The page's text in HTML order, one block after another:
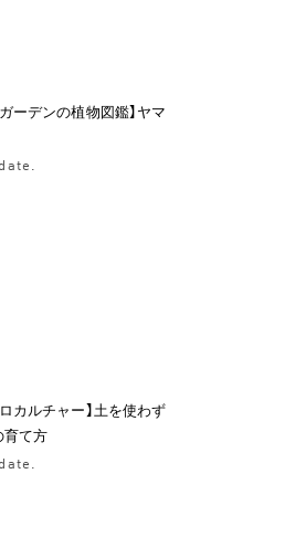
ーデンの植物図鑑】ヤマ
カルチャー】土を使わず
育て方